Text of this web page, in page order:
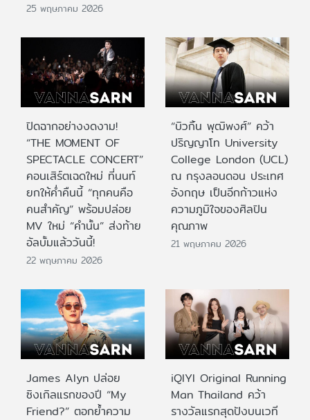
25 พฤษภาคม 2026
ปิดฉากอย่างงดงาม!
“THE MOMENT OF
SPECTACLE CONCERT”
คอนเสิร์ตเฉดใหม่ ที่นนท์
ยกให้ค่ำคืนนี้ “ทุกคนคือ
คนสำคัญ” พร้อมปล่อย
MV ใหม่ “คำนั้น” ส่งท้าย
อัลบั้มแล้ววันนี้!
22 พฤษภาคม 2026
“บิวกิ้น พุฒิพงศ์” คว้า
ปริญญาโท University
College London (UCL)
ณ กรุงลอนดอน ประเทศ
อังกฤษ เป็นอีกก้าวแห่ง
ความภูมิใจของศิลปิน
คุณภาพ
21 พฤษภาคม 2026
James Alyn ปล่อย
ซิงเกิลแรกของปี “My
Friend?” ตอกย้ำความ
iQIYI Original Running
Man Thailand คว้า
รางวัลแรกสุดปังบนเวที